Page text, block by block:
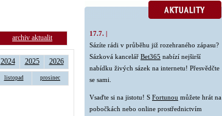
archiv aktualit
2024 2025 2026
listopad prosinec
17.7. |
Sázíte rádi v průběhu již rozehraného zápasu?
Sázková kancelář Bet365 nabízí nejširší
nabídku živých sázek na internetu! Přesvědčte
se sami.
Vsaďte si na jistotu! S Fortunou můžete hrát na
pobočkách nebo online prostřednictvím